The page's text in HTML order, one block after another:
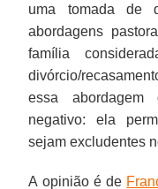
uma tomada de
abordagens
família
divórcio/
essa abordagem
negativo: ela
sejam excludentes
A opinião é de